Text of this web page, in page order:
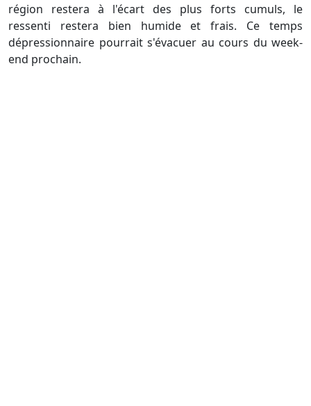
région restera à l'écart des plus forts cumuls, le
ressenti restera bien humide et frais. Ce temps
dépressionnaire pourrait s'évacuer au cours du week-
end prochain.